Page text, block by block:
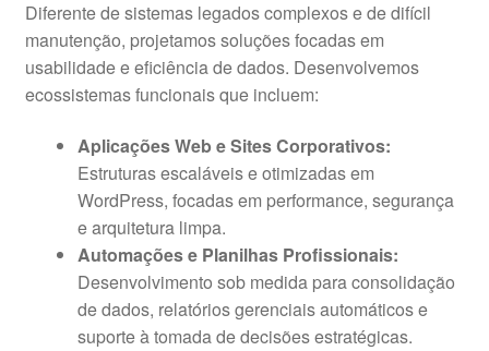
Diferente de sistemas legados complexos e de difícil
manutenção, projetamos soluções focadas em
usabilidade e eficiência de dados. Desenvolvemos
ecossistemas funcionais que incluem:
Aplicações Web e Sites Corporativos:
Estruturas escaláveis e otimizadas em
WordPress, focadas em performance, segurança
e arquitetura limpa.
Automações e Planilhas Profissionais:
Desenvolvimento sob medida para consolidação
de dados, relatórios gerenciais automáticos e
suporte à tomada de decisões estratégicas.